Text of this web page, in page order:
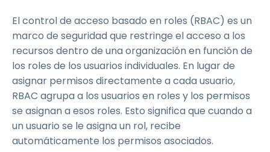
El control de acceso basado en roles (RBAC) es un
marco de seguridad que restringe el acceso a los
recursos dentro de una organización en función de
los roles de los usuarios individuales. En lugar de
asignar permisos directamente a cada usuario,
RBAC agrupa a los usuarios en roles y los permisos
se asignan a esos roles. Esto significa que cuando a
un usuario se le asigna un rol, recibe
automáticamente los permisos asociados.